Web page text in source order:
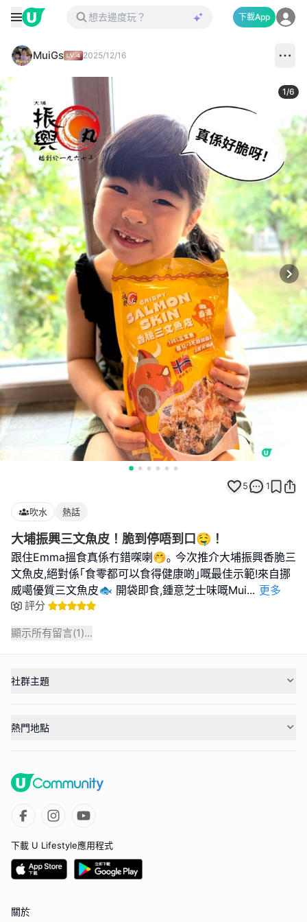
下載App
MuiGs 2025/12/16
1/6
5 1
吹水 熱話
大埔振興三文魚皮！脆到停唔到口🤤！
跟住Emma搵食真係冇錯㗎喇🤭｡ 今次推介大埔振興香脆三
文魚皮,絕對係｢食零都可以食得健康啲｣嘅最佳示範!來自挪
威噶優質三文魚皮🐟 開袋即食,鍾意芝士味嘅Mui... 更多
評分
顯示所有留言(1)...
社群主題
熱門地點
下載 U Lifestyle應用程式
關於